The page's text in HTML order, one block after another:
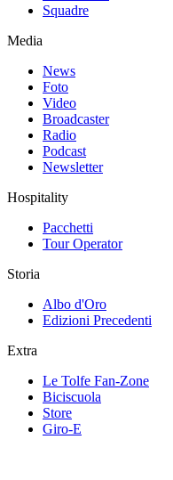
Squadre
Media
News
Foto
Video
Broadcaster
Radio
Podcast
Newsletter
Hospitality
Pacchetti
Tour Operator
Storia
Albo d'Oro
Edizioni Precedenti
Extra
Le Tolfe Fan-Zone
Biciscuola
Store
Giro-E